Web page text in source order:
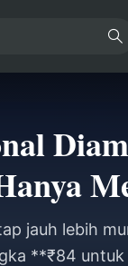
jauh lebih
**₹84